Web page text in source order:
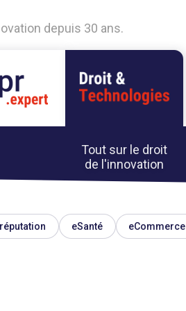
depuis 30 ans.
Tout sur le droit
de l'innovation
eSanté eCommerce